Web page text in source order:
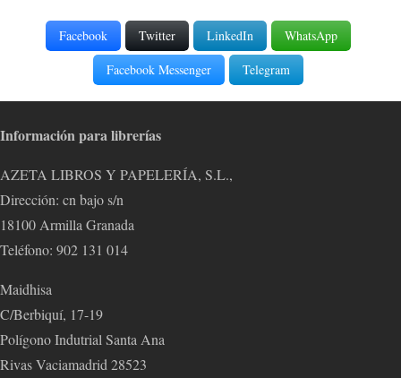
Facebook Twitter LinkedIn
WhatsApp
Facebook Messenger
Telegram
Información para librerías
AZETA LIBROS Y PAPELERÍA, S.L.,
Dirección: cn bajo s/n
18100 Armilla Granada
Teléfono: 902 131 014
Maidhisa
C/Berbiquí, 17-19
Polígono Indutrial Santa Ana
Rivas Vaciamadrid 28523